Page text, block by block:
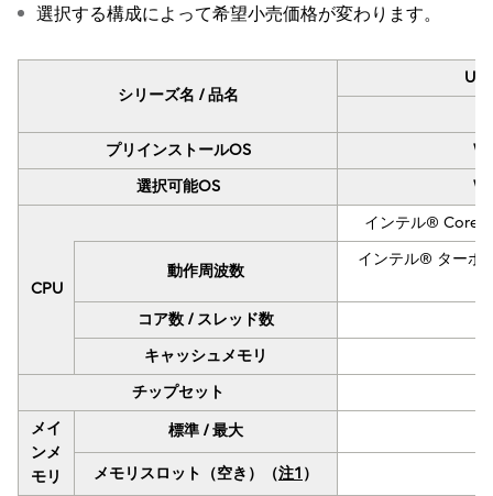
選択する構成によって希望小売価格が変わります。
シリーズ名 / 品名
U
プリインストールOS
選択可能OS
CPU
インテル®
動作周波数
インテル® ターボ
コア数 / スレッド数
キャッシュメモリ
チップセット
メイ
ンメ
モリ
標準 / 最大
メモリスロット（空き）（注1 ）